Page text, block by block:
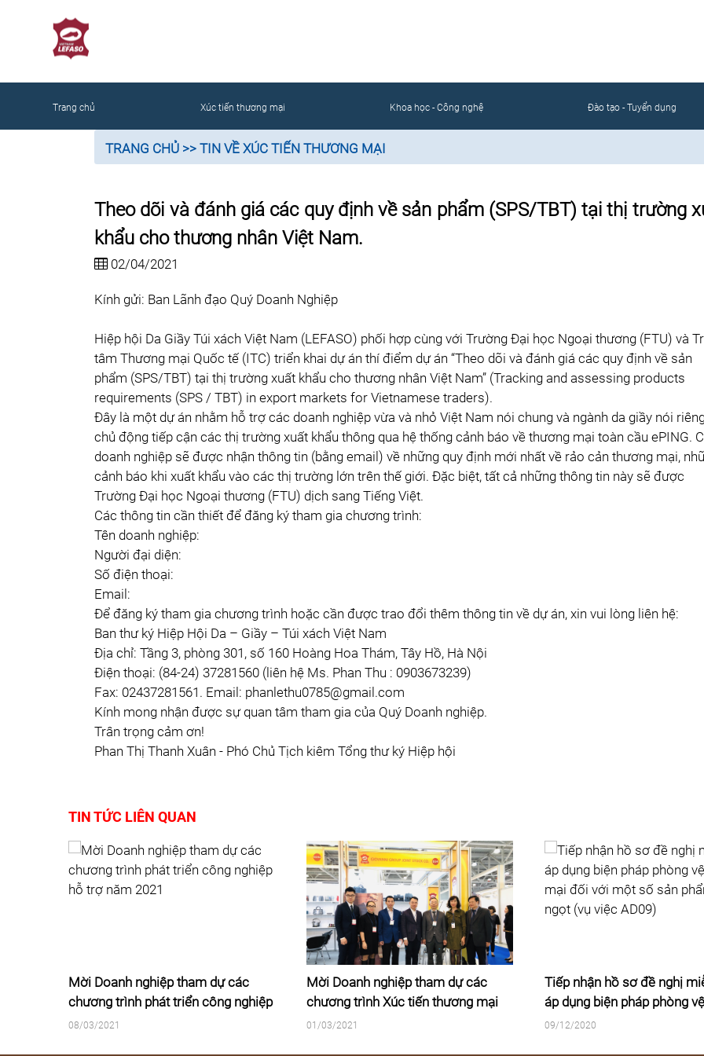
Trang chủ Xúc tiến thương mại Khoa học - Công nghệ Đào tạo - Tuyển dụng
TRANG CHỦ >> TIN VỀ XÚC TIẾN THƯƠNG MẠI
Theo dõi và đánh giá các quy định về sản phẩm (SPS/TBT) tại thị trường
khẩu cho thương nhân Việt Nam.
02/04/2021
Kính gửi: Ban Lãnh đạo Quý Doanh Nghiệp
Hiệp hội Da Giầy Túi xách Việt Nam (LEFASO) phối hợp cùng với Trường Đại học Ngoại thương (FTU) và
tâm Thương mại Quốc tế (ITC) triển khai dự án thí điểm dự án “Theo dõi và đánh giá các quy định về sản
phẩm (SPS/TBT) tại thị trường xuất khẩu cho thương nhân Việt Nam” (Tracking and assessing products
requirements (SPS / TBT) in export markets for Vietnamese traders).
Đây là một dự án nhằm hỗ trợ các doanh nghiệp vừa và nhỏ Việt Nam nói chung và ngành da giầy nói
chủ động tiếp cận các thị trường xuất khẩu thông qua hệ thống cảnh báo về thương mại toàn cầu ePING.
doanh nghiệp sẽ được nhận thông tin (bằng email) về những quy định mới nhất về rảo cản thương mại,
cảnh báo khi xuất khẩu vào các thị trường lớn trên thế giới. Đặc biệt, tất cả những thông tin này sẽ được
Trường Đại học Ngoại thương (FTU) dịch sang Tiếng Việt.
Các thông tin cần thiết để đăng ký tham gia chương trình:
Tên doanh nghiệp:
Người đại diện:
Số điện thoại:
Email:
Để đăng ký tham gia chương trình hoặc cần được trao đổi thêm thông tin về dự án, xin vui lòng liên hệ:
Ban thư ký Hiệp Hội Da – Giầy – Túi xách Việt Nam
Địa chỉ: Tầng 3, phòng 301, số 160 Hoàng Hoa Thám, Tây Hồ, Hà Nội
Điện thoại: (84-24) 37281560 (liên hệ Ms. Phan Thu : 0903673239)
Fax: 02437281561. Email: phanlethu0785@gmail.com
Kính mong nhận được sự quan tâm tham gia của Quý Doanh nghiệp.
Trân trọng cảm ơn!
Phan Thị Thanh Xuân - Phó Chủ Tịch kiêm Tổng thư ký Hiệp hội
TIN TỨC LIÊN QUAN
Mời Doanh nghiệp tham dự các
chương trình phát triển công nghiệp
hỗ trợ năm 2021
08/03/2021
Mời Doanh nghiệp tham dự các
chương trình Xúc tiến thương mại
năm 2021
01/03/2021
Tiếp nhận hồ sơ đề nghị
áp dụng biện pháp phòng
mại đối với một số sản
09/12/2020